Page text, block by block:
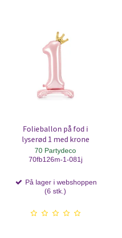
Folieballon på fod i
lyserød 1 med krone
70 Partydeco
70fb126m-1-081j
På lager i webshoppen
(6 stk.)